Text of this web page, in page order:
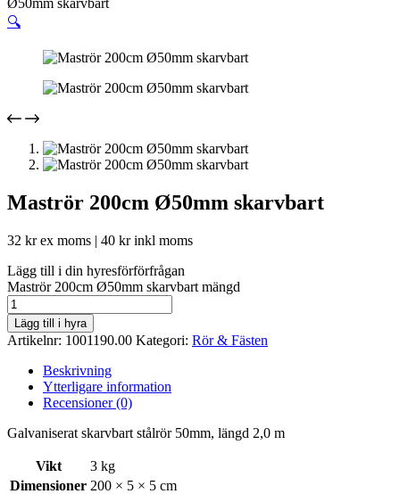
Ø50mm skarvbart
🔍
Maströr 200cm Ø50mm skarvbart
32 krex moms | 40 krinkl moms
Lägg till i din hyresförförfrågan
Maströr 200cm Ø50mm skarvbart mängd
Lägg till i hyra
Artikelnr: 1001190.00 Kategori: Rör & Fästen
Beskrivning
Ytterligare information
Recensioner (0)
Galvaniserat skarvbart stålrör 50mm, längd 2,0 m
Vikt
3 kg
Dimensioner 200 × 5 × 5 cm